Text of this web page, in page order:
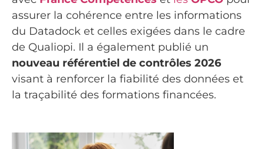
assurer la cohérence entre les informations
du Datadock et celles exigées dans le cadre
de Qualiopi. Il a également publié un
nouveau référentiel de contrôles 2026
visant à renforcer la fiabilité des données et
la traçabilité des formations financées.